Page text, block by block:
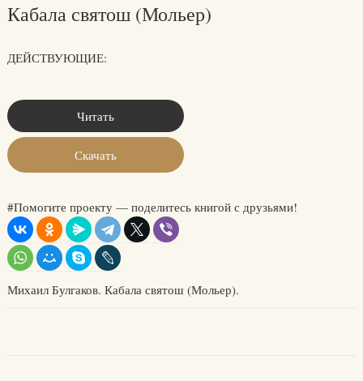
Кабала святош (Мольер)
ДЕЙСТВУЮЩИЕ:
Читать
Скачать
#Помогите проекту — поделитесь книгой с друзьями!
Михаил Булгаков. Кабала святош (Мольер).